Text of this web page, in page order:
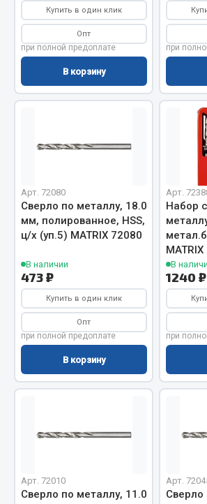
Блоки реле и предохранителей
Вилки нагрузочные
Выключатели и переключатели
Выключатели кнопочные
Выключатель массы
Запчасти на полуприцепы
Амортизаторы для полуприцепов
Весь раздел
Запчасти КамАЗ
Система выпуска газа
Показать ещё
Купить в один клик
Опт
при полной предоплате
В корзину
при
Арт. 72080
Сверло по металлу, 18.0
мм, полированное, HSS,
ц/х (уп.5) MATRIX 72080
В наличии
473 ₽
Купить в один клик
Опт
при полной предоплате
В корзину
Арт.
Набор
В
1240 ₽
при
Арт. 72010
Сверло по металлу, 11.0
Арт.
Сверло